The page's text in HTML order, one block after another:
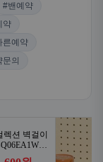
#밴예약
약
른예약
의